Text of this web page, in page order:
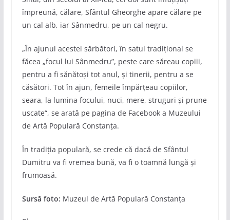
împreună, călare, Sfântul Gheorghe apare călare pe
un cal alb, iar Sânmedru, pe un cal negru.
„În ajunul acestei sărbători, în satul tradițional se
făcea „focul lui Sânmedru”, peste care săreau copiii,
pentru a fi sănătoși tot anul, și tinerii, pentru a se
căsători. Tot în ajun, femeile împărțeau copiilor,
seara, la lumina focului, nuci, mere, struguri și prune
uscate“, se arată pe pagina de Facebook a Muzeului
de Artă Populară Constanța.
În tradiția populară, se crede că dacă de Sfântul
Dumitru va fi vremea bună, va fi o toamnă lungă și
frumoasă.
Sursă foto: Muzeul de Artă Populară Constanța